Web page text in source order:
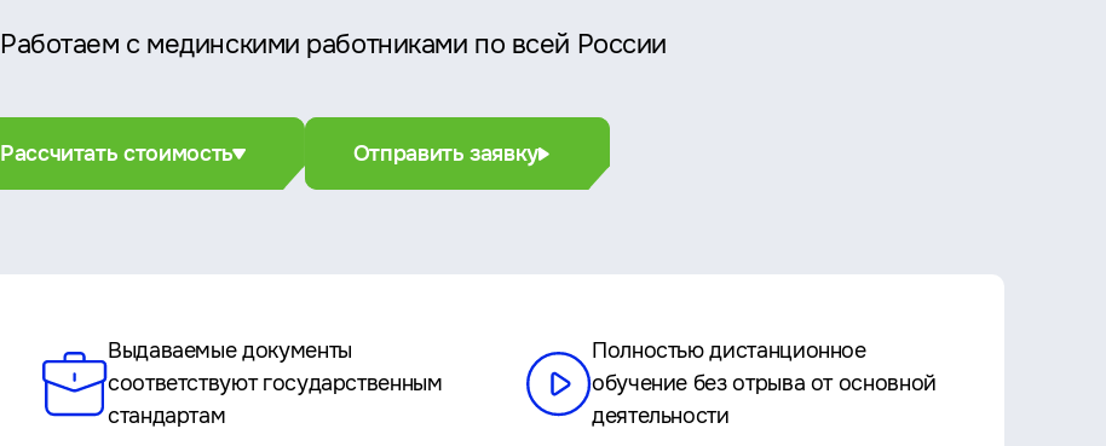
Работаем с мединскими работниками по всей России
Рассчитать стоимость Отправить заявку
Выдаваемые документы
соответствуют государственным
стандартам
Полностью дистанционное
обучение без отрыва от основной
деятельности